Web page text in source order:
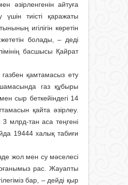
әзірленгенін айтуға
тиісті қаражаты
игілігін көретін
болады, – деді
басшысы Қайрат
қамтамасыз ету
газ құбыры
сыр беткейіндегі 14
қайта әзірлеу.
млрд-тан аса теңгені
19444 халық табиғи
жол мен су мәселесі
рас. Жауапты
бар, – дейді қыр